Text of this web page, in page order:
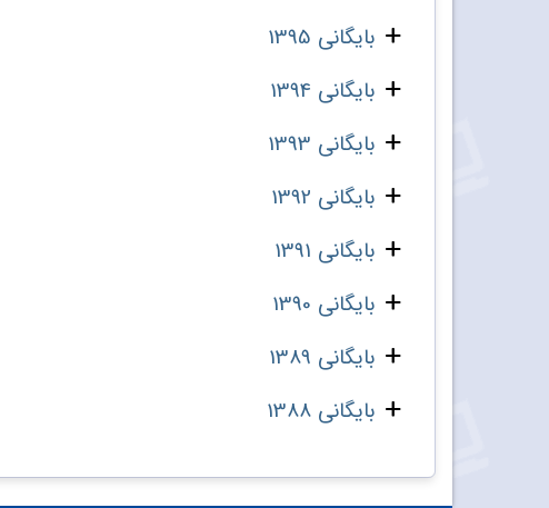
بایگانی 1395
بایگانی 1394
بایگانی 1393
بایگانی 1392
بایگانی 1391
بایگانی 1390
بایگانی 1389
بایگانی 1388